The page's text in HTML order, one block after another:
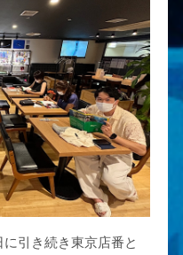
引き続き東京店番と